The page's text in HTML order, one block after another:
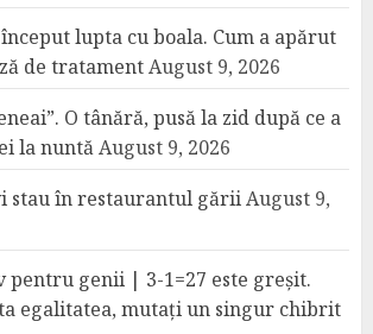
lupta cu boala. Cum a apărut
de tratamentAugust 9, 2026
O tânără, pusă la zid după ce a
la nuntăAugust 9, 2026
stau în restaurantul găriiAugust 9,
pentru genii | 3-1=27 este greșit.
egalitatea, mutați un singur chibrit